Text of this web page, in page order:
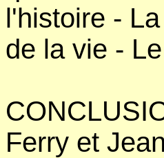
l'histoire -
de la vie -
Ferry et